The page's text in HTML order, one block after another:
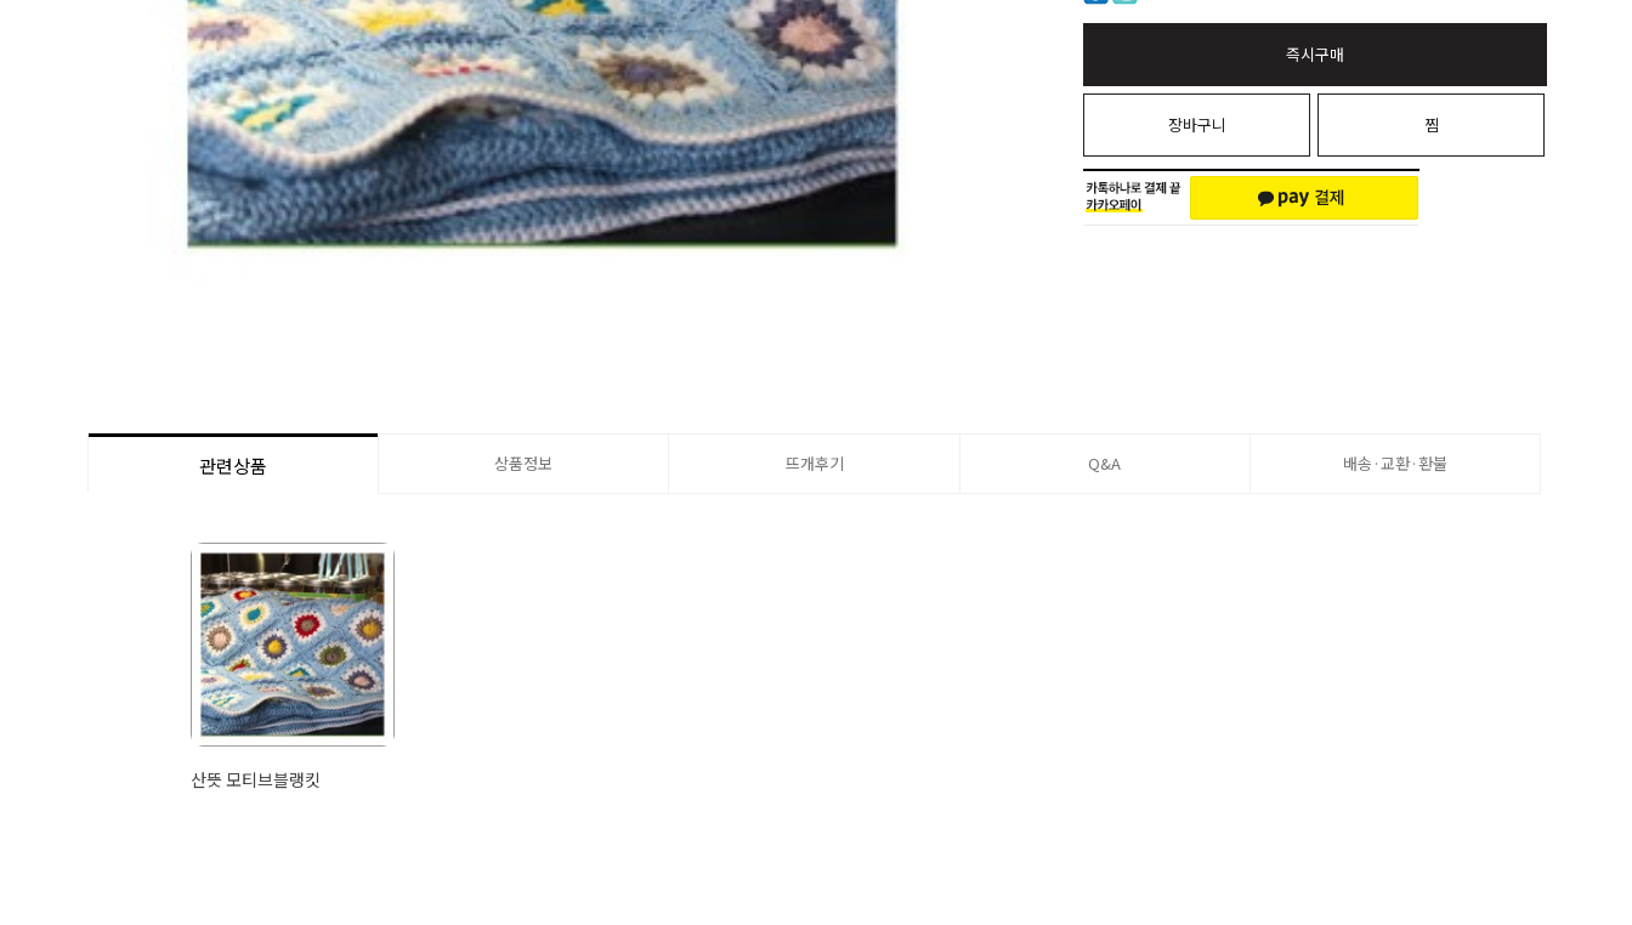
즉시구매
장바구니 찜
관련상품 상품정보 뜨개후기 Q&A 배송·교환·환불
산뜻 모티브블랭킷